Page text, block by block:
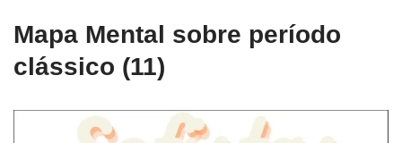
Mapa Mental sobre período
clássico (11)